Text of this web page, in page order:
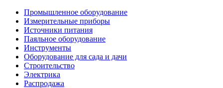
Промышленное оборудование
Измерительные приборы
Источники питания
Паяльное оборудование
Инструменты
Оборудование для сада и дачи
Строительство
Электрика
Распродажа